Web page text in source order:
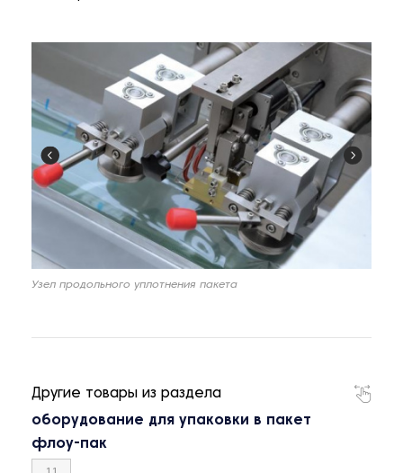
Узел продольного уплотнения пакета
Другие товары из раздела
оборудование для упаковки в пакет
флоу-пак